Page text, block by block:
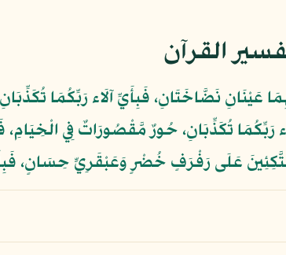
القرآن
عَيْنَانِ نَضَّاخَتَانِ، فَبِأَيِّ آلَاء رَبِّكُمَا
رَبِّكُمَا تُكَذِّبَانِ، حُورٌ مَّقْصُورَاتٌ فِي الْخِيَامِ،
عَلَى رَفْرَفٍ خُضْرٍ وَعَبْقَرِيٍّ حِسَانٍ،